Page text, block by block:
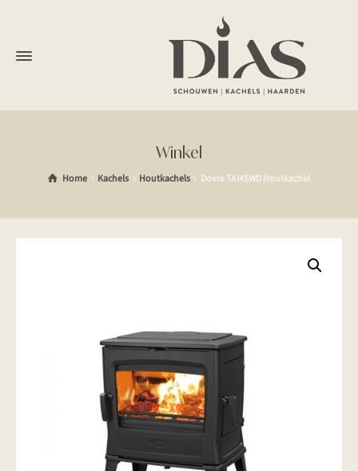
Winkel
Home Kachels Houtkachels Dovre TAI45WD Houtkachel